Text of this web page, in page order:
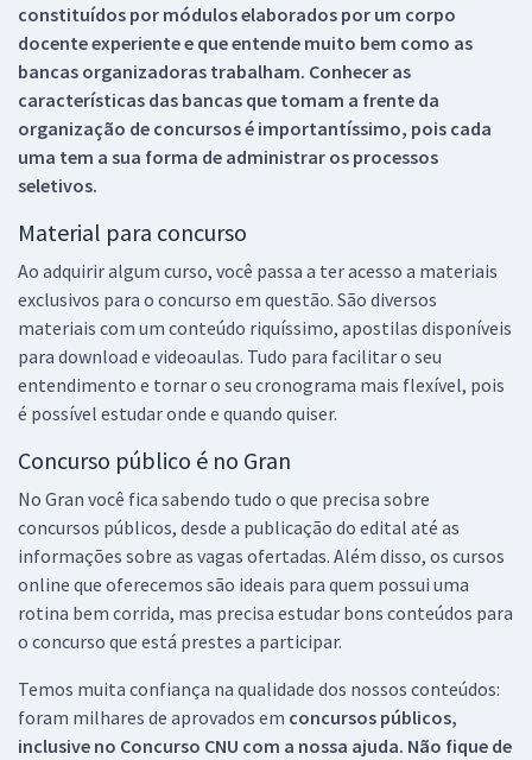
constituídos por módulos elaborados por um corpo
docente experiente e que entende muito bem como as
bancas organizadoras trabalham. Conhecer as
características das bancas que tomam a frente da
organização de concursos é importantíssimo, pois cada
uma tem a sua forma de administrar os processos
seletivos.
Material para concurso
Ao adquirir algum curso, você passa a ter acesso a materiais
exclusivos para o concurso em questão. São diversos
materiais com um conteúdo riquíssimo, apostilas disponíveis
para download e videoaulas. Tudo para facilitar o seu
entendimento e tornar o seu cronograma mais flexível, pois
é possível estudar onde e quando quiser.
Concurso público é no Gran
No Gran você fica sabendo tudo o que precisa sobre
concursos públicos, desde a publicação do edital até as
informações sobre as vagas ofertadas. Além disso, os cursos
online que oferecemos são ideais para quem possui uma
rotina bem corrida, mas precisa estudar bons conteúdos para
o concurso que está prestes a participar.
Temos muita confiança na qualidade dos nossos conteúdos:
foram milhares de aprovados em concursos públicos,
inclusive no Concurso CNU com a nossa ajuda. Não fique de